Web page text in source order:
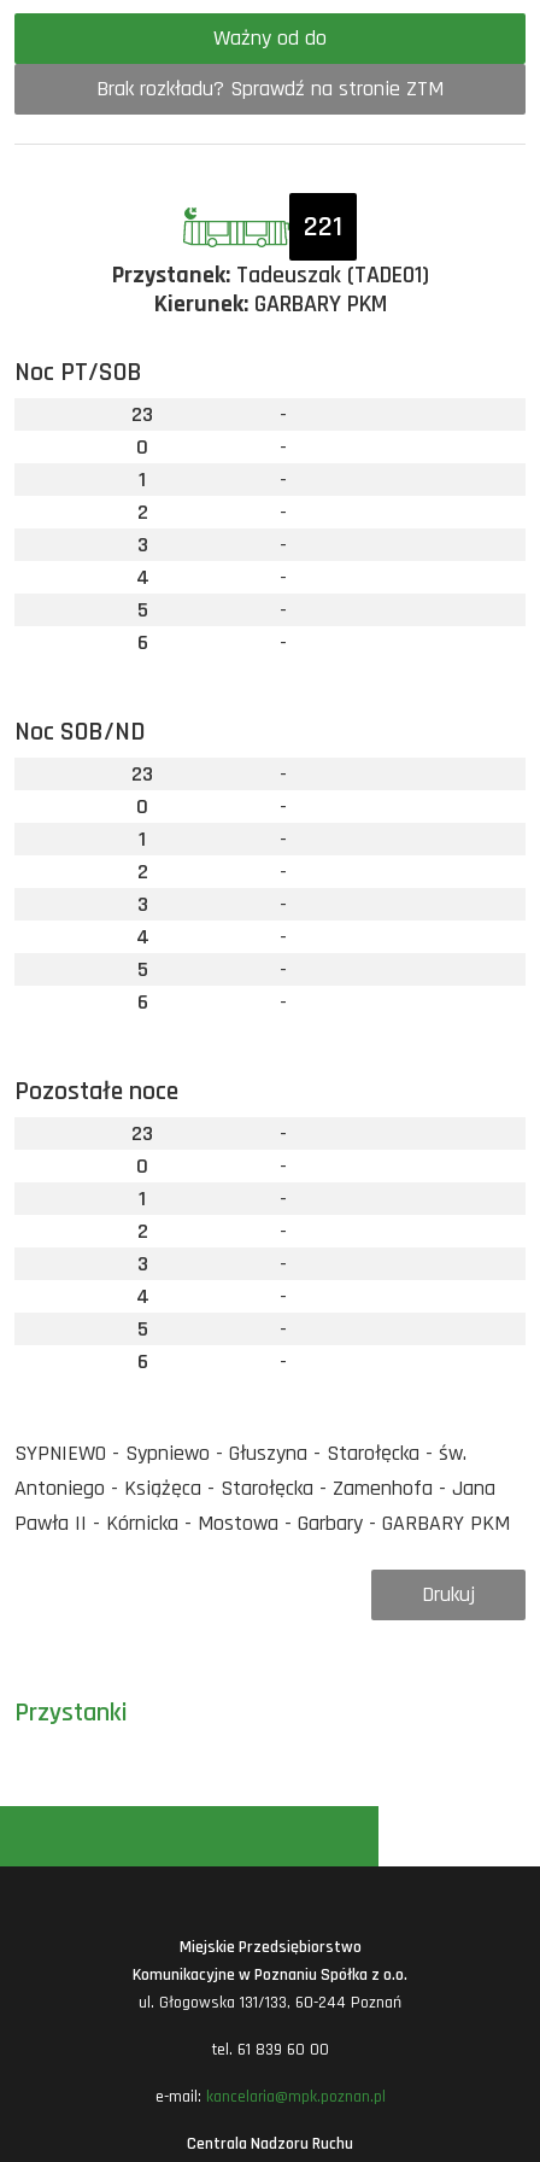
Ważny od do
Brak rozkładu? Sprawdź na stronie ZTM
Przystanki
221
Przystanek:Tadeuszak (TADE01)
Kierunek:GARBARY PKM
Noc PT/SOB
23
-
0
-
1
-
2
-
3
-
4
-
5
-
6
-
Noc SOB/ND
23
-
0
-
1
-
2
-
3
-
4
-
5
-
6
-
Pozostałe noce
23
-
0
-
1
-
2
-
3
-
4
-
5
-
6
-
SYPNIEWO - Sypniewo - Głuszyna - Starołęcka - św.
Antoniego - Książęca - Starołęcka - Zamenhofa - Jana
Pawła II - Kórnicka - Mostowa - Garbary - GARBARY PKM
Drukuj
Miejskie Przedsiębiorstwo
Komunikacyjne w Poznaniu Spółka z o.o.
ul. Głogowska 131/133, 60-244 Poznań
tel. 61 839 60 00
e-mail: kancelaria@mpk.poznan.pl
Centrala Nadzoru Ruchu